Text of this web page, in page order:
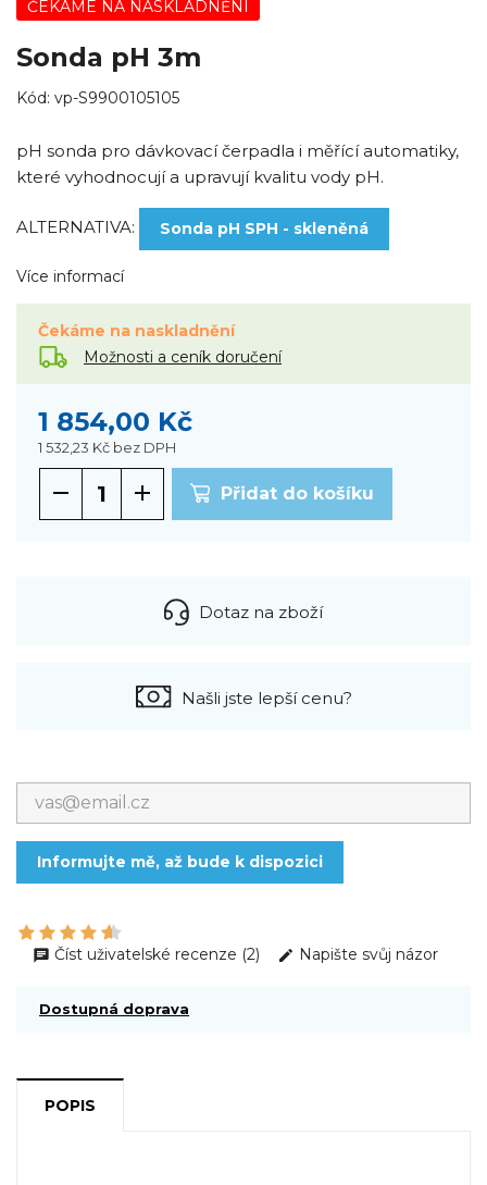
ČEKÁME NA NASKLADNĚNÍ
Sonda pH 3m
Kód: vp-S9900105105
pH sonda pro dávkovací čerpadla i měřící automatiky,
které vyhodnocují a upravují kvalitu vody pH.
ALTERNATIVA: Sonda pH SPH - skleněná
Více informací
Čekáme na naskladnění
Možnosti a ceník doručení
1 854,00 Kč
1 532,23 Kč bez DPH
Přidat do košíku
Dotaz na zboží
Našli jste lepší cenu?
Informujte mě, až bude k dispozici
Číst uživatelské recenze (2) Napište svůj názor
Dostupná doprava
POPIS